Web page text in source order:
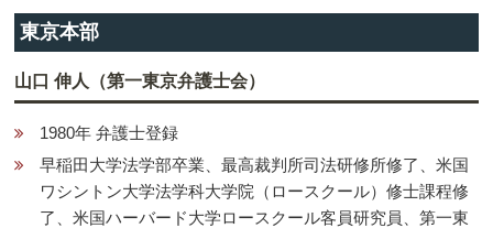
東京本部
山口 伸人（第一東京弁護士会）
1980年 弁護士登録
早稲田大学法学部卒業、最高裁判所司法研修所修了、米国
ワシントン大学法学科大学院（ロースクール）修士課程修
了、米国ハーバード大学ロースクール客員研究員、第一東